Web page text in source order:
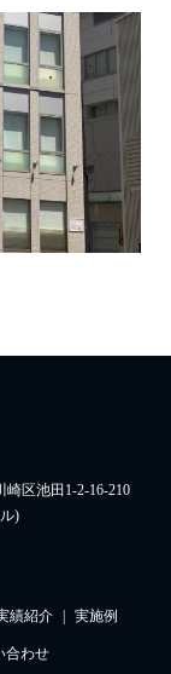
区池田1-2-16-210
)
績紹介 実施例
合わせ